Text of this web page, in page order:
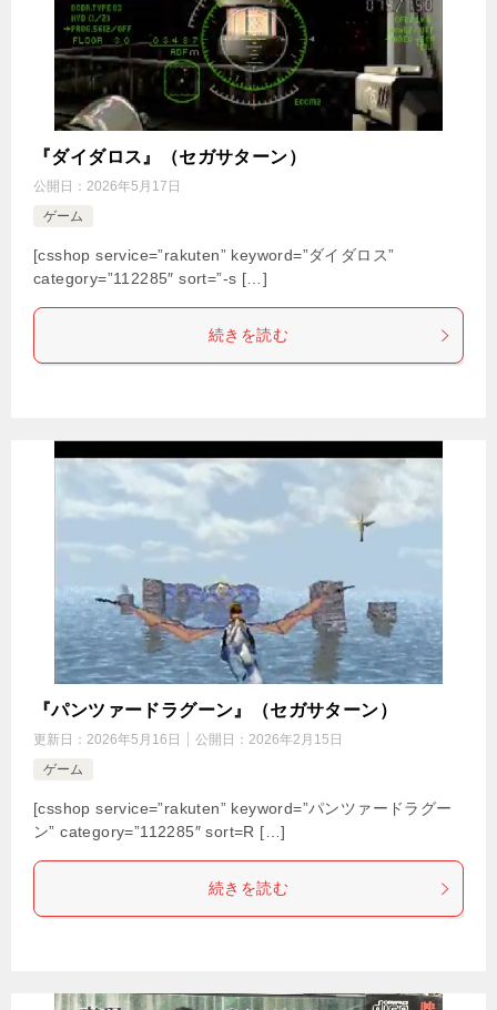
『ダイダロス』（セガサターン）
公開日： 2026年5月17日
ゲーム
[csshop service=”rakuten” keyword=”ダイダロス”
category=”112285″ sort=”-s […]
続きを読む
『パンツァードラグーン』（セガサターン）
更新日： 2026年5月16日 公開日： 2026年2月15日
ゲーム
[csshop service=”rakuten” keyword=”パンツァードラグー
ン” category=”112285″ sort=R […]
続きを読む